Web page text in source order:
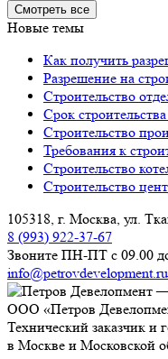
Смотреть все
Новые темы
Как получить
Разрешение на
Строительство
Срок
Строительство
Требования к
Строительство
Строительство
105318, г. Москва, ул.
8 (993) 922-37-67
Звоните ПН-ПТ с 09.00
info@petrovdevelopment.ru
ООО «Петров
Технический заказчик и
в Москве и Московской